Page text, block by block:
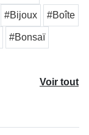
#Bijoux #Boîte
#Bonsaï
Voir tout